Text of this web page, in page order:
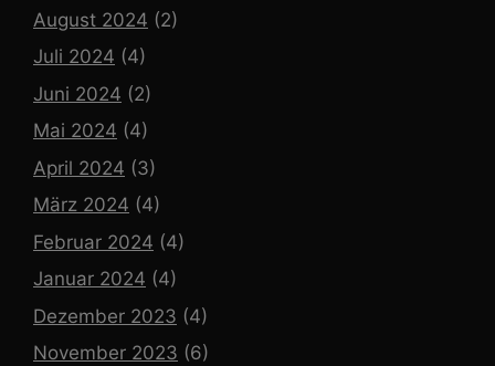
August 2024 (2)
Juli 2024 (4)
Juni 2024 (2)
Mai 2024 (4)
April 2024 (3)
März 2024 (4)
Februar 2024 (4)
Januar 2024 (4)
Dezember 2023 (4)
November 2023 (6)